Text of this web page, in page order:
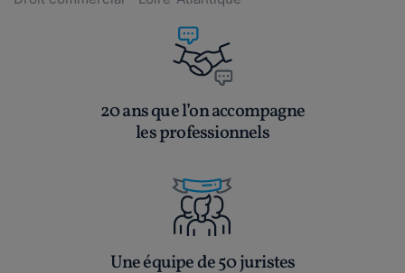
20 ans que l’on accompagne
les professionnels
Une équipe de 50 juristes